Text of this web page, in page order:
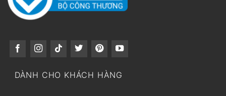
DÀNH CHO KHÁCH HÀNG